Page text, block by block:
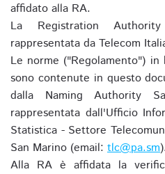
affidato alla RA.
La Registration
rappresentata da Telecom
Le norme ("Regolamento")
sono contenute in questo
dalla Naming Authority
rappresentata dall'Ufficio
Statistica - Settore
San Marino (email: tlc@pa.sm).
Alla RA è affidata la